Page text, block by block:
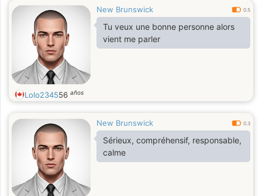
New Brunswick 0.5
Tu veux une bonne personne alors
vient me parler
Lolo234556 años
New Brunswick 0.3
Sérieux, compréhensif, responsable,
calme